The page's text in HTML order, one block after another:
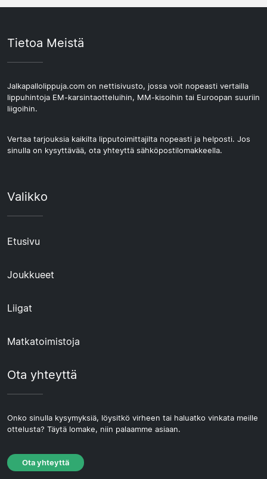
Tietoa Meistä
Jalkapallolippuja.com on nettisivusto, jossa voit nopeasti vertailla
lippuhintoja EM-karsintaotteluihin, MM-kisoihin tai Euroopan suuriin
liigoihin.
Vertaa tarjouksia kaikilta lipputoimittajilta nopeasti ja helposti. Jos
sinulla on kysyttävää, ota yhteyttä sähköpostilomakkeella.
Valikko
Etusivu
Joukkueet
Liigat
Matkatoimistoja
Ota yhteyttä
Onko sinulla kysymyksiä, löysitkö virheen tai haluatko vinkata meille
ottelusta? Täytä lomake, niin palaamme asiaan.
Ota yhteyttä